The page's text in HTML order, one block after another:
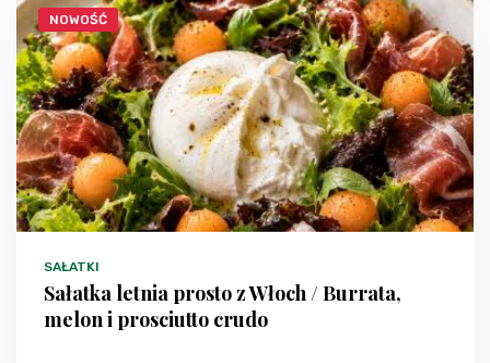
NOWOŚĆ
SAŁATKI
Sałatka letnia prosto z Włoch / Burrata,
melon i prosciutto crudo